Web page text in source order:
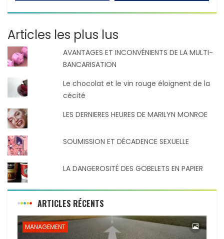
Articles les plus lus
AVANTAGES ET INCONVÉNIENTS DE LA MULTI-
BANCARISATION
Le chocolat et le vin rouge éloignent de la
cécité
LES DERNIERES HEURES DE MARILYN MONROE
SOUMISSION ET DÉCADENCE SEXUELLE
LA DANGEROSITÉ DES GOBELETS EN PAPIER
ARTICLES RÉCENTS
MANAGEMENT